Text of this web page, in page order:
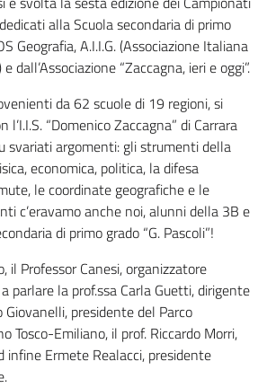
alla Scuola secondaria di primo
Geografia, A.I.I.G. (Associazione Italiana
dall’Associazione “Zaccagna, ieri e oggi”.
da 62 scuole di 19 regioni, si
“Domenico Zaccagna” di Carrara
svariati argomenti: gli strumenti della
economica, politica, la difesa
le coordinate geografiche e le
c’eravamo anche noi, alunni della 3B e
di primo grado “G. Pascoli”!
il Professor Canesi, organizzatore
parlare la prof.ssa Carla Guetti, dirigente
presidente del Parco
Tosco-Emiliano, il prof. Riccardo Morri,
infine Ermete Realacci, presidente